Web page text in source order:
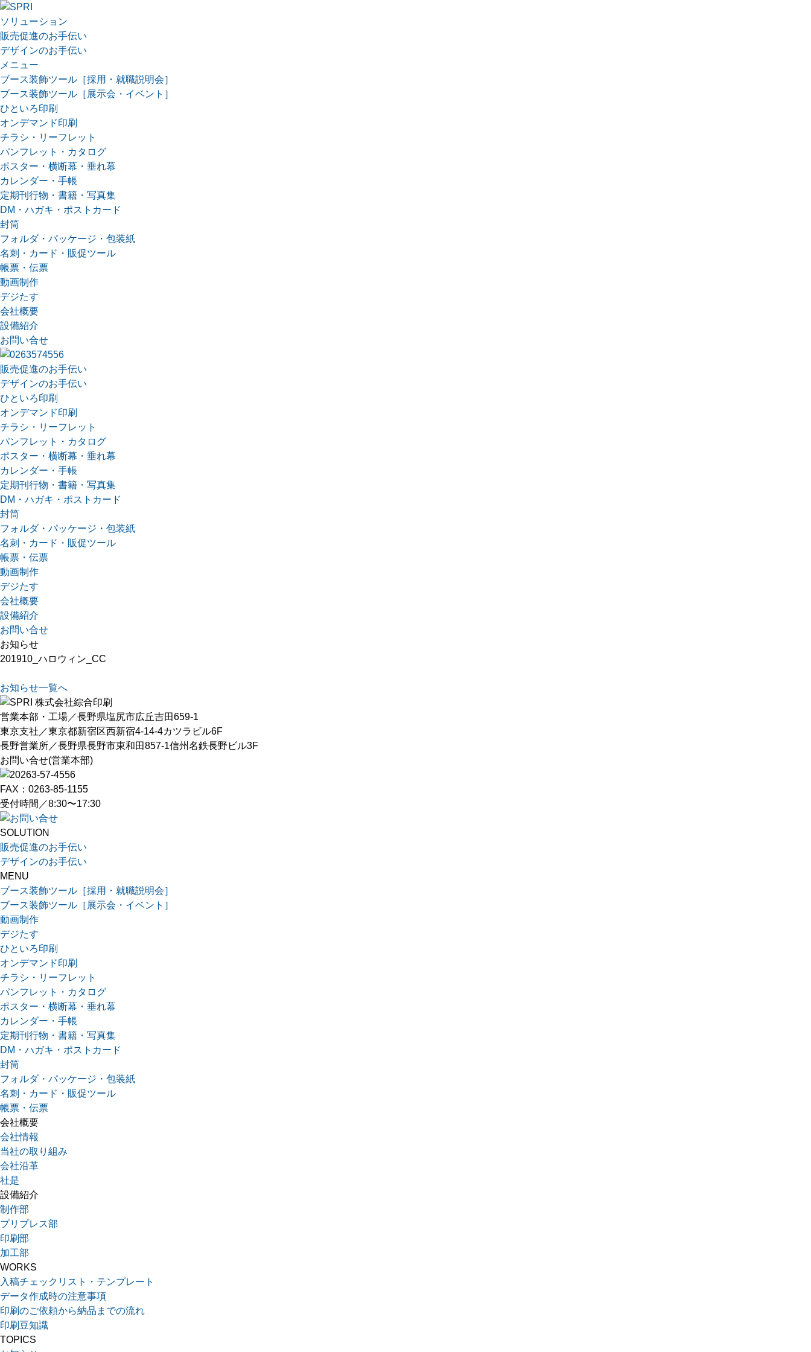
ソリューション
販売促進のお手伝い
デザインのお手伝い
メニュー
ブース装飾ツール［採用・就職説明会］
ブース装飾ツール［展示会・イベント］
ひといろ印刷
オンデマンド印刷
チラシ・リーフレット
パンフレット・カタログ
ポスター・横断幕・垂れ幕
カレンダー・手帳
定期刊行物・書籍・写真集
DM・ハガキ・ポストカード
封筒
フォルダ・パッケージ・包装紙
名刺・カード・販促ツール
帳票・伝票
動画制作
デジたす
会社概要
設備紹介
お問い合せ
販売促進のお手伝い
デザインのお手伝い
ひといろ印刷
オンデマンド印刷
チラシ・リーフレット
パンフレット・カタログ
ポスター・横断幕・垂れ幕
カレンダー・手帳
定期刊行物・書籍・写真集
DM・ハガキ・ポストカード
封筒
フォルダ・パッケージ・包装紙
名刺・カード・販促ツール
帳票・伝票
動画制作
デジたす
会社概要
設備紹介
お問い合せ
お知らせ
201910_ハロウィン_CC
お知らせ一覧へ
営業本部・工場／長野県塩尻市広丘吉田659-1
東京支社／東京都新宿区西新宿4-14-4カツラビル6F
長野営業所／長野県長野市東和田857-1信州名鉄長野ビル3F
お問い合せ(営業本部)
FAX：0263-85-1155
受付時間／8:30〜17:30
SOLUTION
販売促進のお手伝い
デザインのお手伝い
MENU
ブース装飾ツール［採用・就職説明会］
ブース装飾ツール［展示会・イベント］
動画制作
デジたす
ひといろ印刷
オンデマンド印刷
チラシ・リーフレット
パンフレット・カタログ
ポスター・横断幕・垂れ幕
カレンダー・手帳
定期刊行物・書籍・写真集
DM・ハガキ・ポストカード
封筒
フォルダ・パッケージ・包装紙
名刺・カード・販促ツール
帳票・伝票
会社概要
会社情報
当社の取り組み
会社沿革
社是
設備紹介
制作部
プリプレス部
印刷部
加工部
WORKS
入稿チェックリスト・テンプレート
データ作成時の注意事項
印刷のご依頼から納品までの流れ
印刷豆知識
TOPICS